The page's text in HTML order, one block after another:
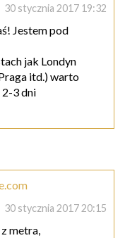
30 stycznia 2017 19:32
Jestem pod
jak Londyn
itd.) warto
2-3 dni
30 stycznia 2017 20:15
metra,